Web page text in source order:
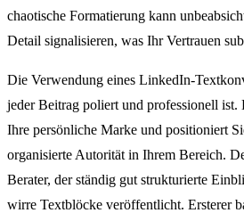
chaotische Formatierung kann
Detail signalisieren, was Ihr Vertrauen
Die Verwendung eines LinkedIn-
jeder Beitrag poliert und professionell ist.
Ihre persönliche Marke und positioniert
organisierte Autorität in Ihrem Bereich.
Berater, der ständig gut strukturierte
wirre Textblöcke veröffentlicht. Ersterer